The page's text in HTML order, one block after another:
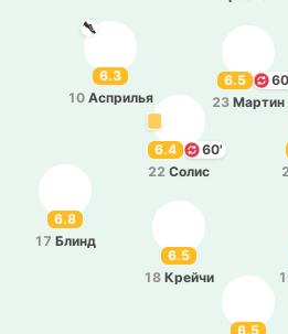
6.5
6.8
17 Блинд
6.5
18 Крейчи
6.3
10 Аспри­лья
6.5
23 Мартин
6.4
60'
22 Солис